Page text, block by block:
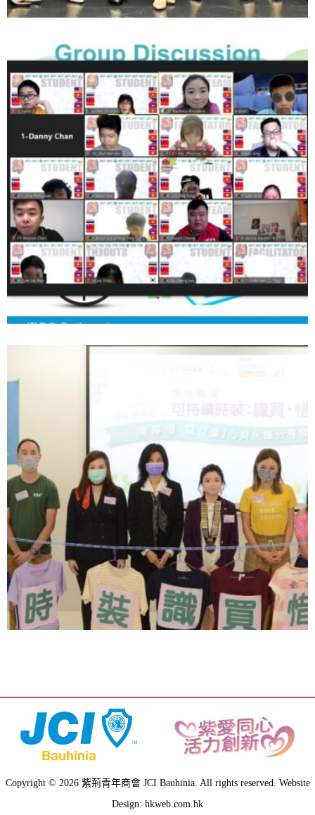
Copyright © 2026 紫荊青年商會 JCI Bauhinia. All rights reserved. Website
Design: hkweb.com.hk